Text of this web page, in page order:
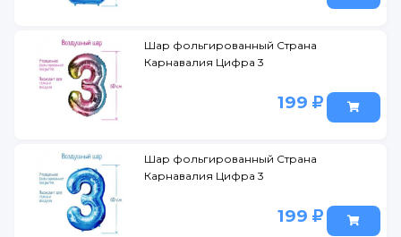
Шар фольгированный Страна
Карнавалия Цифра 3
199
Шар фольгированный Страна
Карнавалия Цифра 3
199